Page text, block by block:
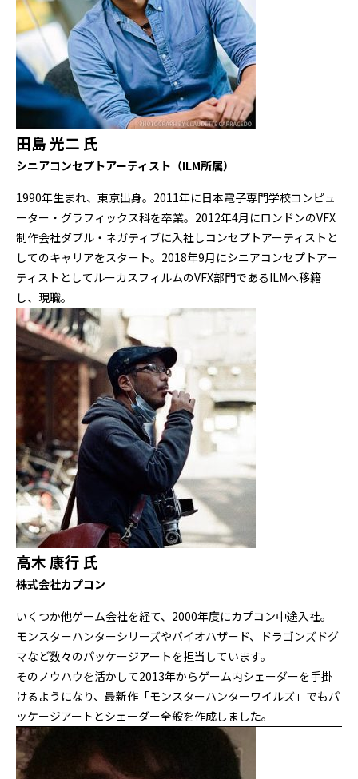
田島 光二 氏
シニアコンセプトアーティスト（ILM所属）
1990年生まれ、東京出身。2011年に日本電子専門学校コンピュ
ーター・グラフィックス科を卒業。2012年4月にロンドンのVFX
制作会社ダブル・ネガティブに入社しコンセプトアーティストと
してのキャリアをスタート。2018年9月にシニアコンセプトアー
ティストとしてルーカスフィルムのVFX部門であるILMへ移籍
し、現職。
高木 康行 氏
株式会社カプコン
いくつか他ゲーム会社を経て、2000年度にカプコン中途入社。
モンスターハンターシリーズやバイオハザード、ドラゴンズドグ
マなど数々のパッケージアートを担当しています。
そのノウハウを活かして2013年からゲーム内シェーダーを手掛
けるようになり、最新作「モンスターハンターワイルズ」でもパ
ッケージアートとシェーダー全般を作成しました。